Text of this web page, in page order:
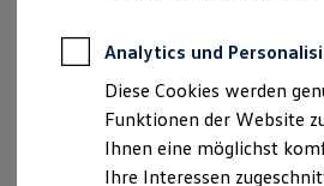
Zertifizierte
Für Privatkunden
Für Gewerbekunden
Leasing
Für Privatkunden
Für Gewerbekunden
Datenschutzerklärung
Analytics und
Diese Cookies werden
Funktionen der Website
Ihnen eine möglichst
Ihre Interessen